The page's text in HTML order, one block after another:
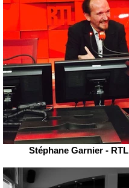
Stéphane Garnier - RTL